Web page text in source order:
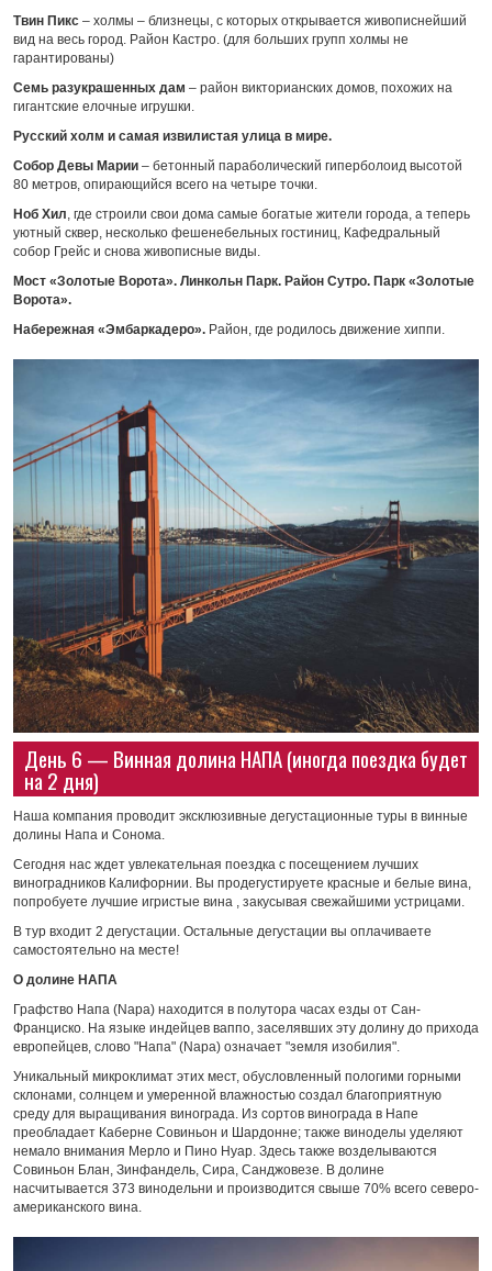
Твин Пикс – холмы – близнецы, с которых открывается живописнейший
вид на весь город. Район Кастро. (для больших групп холмы не
гарантированы)
Семь разукрашенных дам – район викторианских домов, похожих на
гигантские елочные игрушки.
Русский холм и самая извилистая улица в мире.
Собор Девы Марии – бетонный параболический гиперболоид высотой
80 метров, опирающийся всего на четыре точки.
Ноб Хил, где строили свои дома самые богатые жители города, а теперь
уютный сквер, несколько фешенебельных гостиниц, Кафедральный
собор Грейс и снова живописные виды.
Мост «Золотые Ворота». Линкольн Парк. Район Сутро. Парк «Золотые
Ворота».
Набережная «Эмбаркадеро». Район, где родилось движение хиппи.
День 6 — Винная долина НАПА (иногда поездка будет
на 2 дня)
Наша компания проводит эксклюзивные дегустационные туры в винные
долины Напа и Сонома.
Сегодня нас ждет увлекательная поездка с посещением лучших
виноградников Калифорнии. Вы продегустируете красные и белые вина,
попробуете лучшие игристые вина , закусывая свежайшими устрицами.
В тур входит 2 дегустации. Остальные дегустации вы оплачиваете
самостоятельно на месте!
О долине НАПА
Графство Напа (Napa) находится в полутора часах езды от Сан-
Франциско. На языке индейцев ваппо, заселявших эту долину до прихода
европейцев, слово "Напа" (Napa) означает "земля изобилия".
Уникальный микроклимат этих мест, обусловленный пологими горными
склонами, солнцем и умеренной влажностью создал благоприятную
среду для выращивания винограда. Из сортов винограда в Напе
преобладает Каберне Совиньон и Шардонне; также виноделы уделяют
немало внимания Мерло и Пино Нуар. Здесь также возделываются
Совиньон Блан, Зинфандель, Сира, Санджовезе. В долине
насчитывается 373 винодельни и производится свыше 70% всего северо-
американского вина.